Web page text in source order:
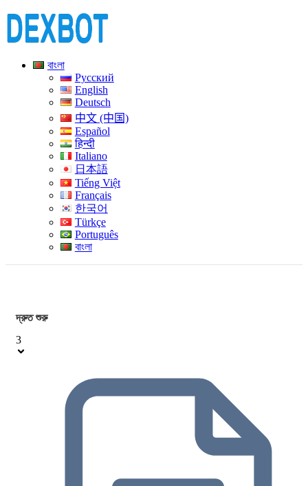
বাংলা
Русский
English
Deutsch
中文 (中国)
Español
हिन्दी
Italiano
日本語
Tiếng Việt
Français
한국어
Türkçe
Português
বাংলা
দ্রুত শুরু
3